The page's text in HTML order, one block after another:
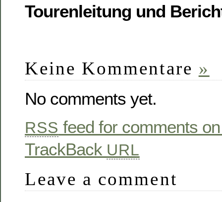
Tourenleitung und
Keine Kommentare »
No comments yet.
RSS feed for comments
TrackBack URL
Leave a comment